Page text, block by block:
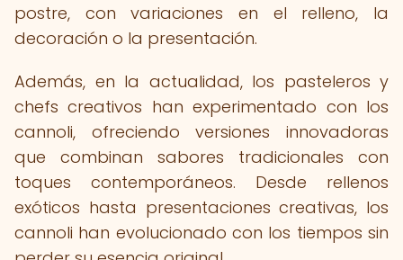
postre, con variaciones en el relleno, la
decoración o la presentación.
Además, en la actualidad, los pasteleros y
chefs creativos han experimentado con los
cannoli, ofreciendo versiones innovadoras
que combinan sabores tradicionales con
toques contemporáneos. Desde rellenos
exóticos hasta presentaciones creativas, los
cannoli han evolucionado con los tiempos sin